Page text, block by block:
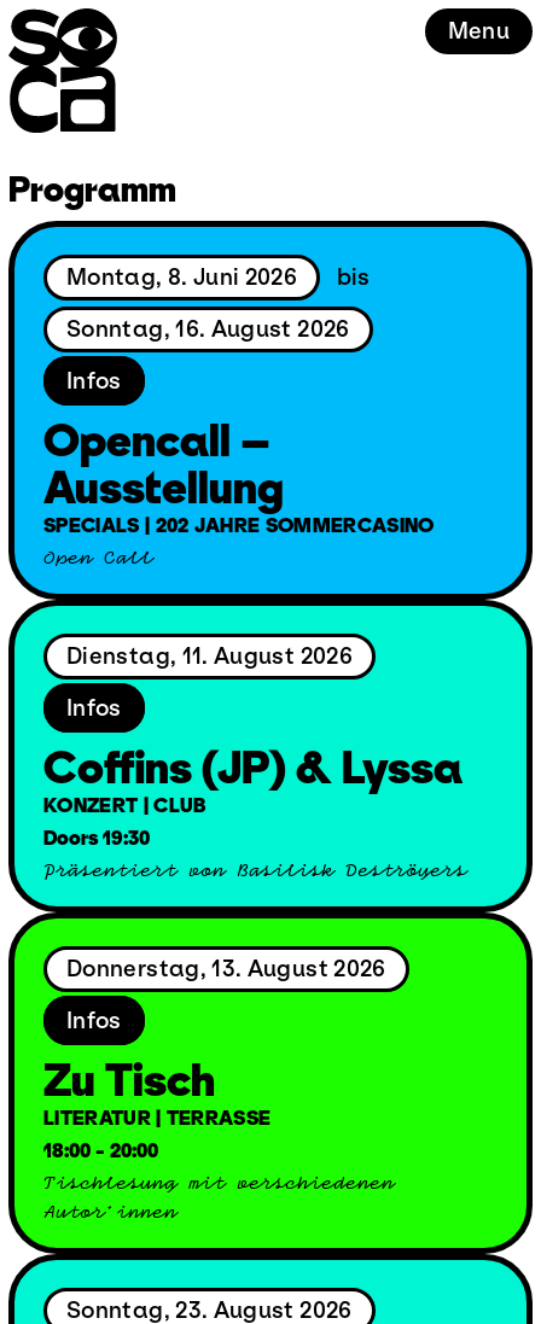
Skip
to
content
Menu
Programm
Montag, 8. Juni 2026 bis
Sonntag, 16. August 2026
Infos
Opencall –
Ausstellung
SPECIALS | 202 JAHRE SOMMERCASINO
Open Call
Dienstag, 11. August 2026
Infos
Coffins (JP) & Lyssa
KONZERT | CLUB
Doors 19:30
Präsentiert von Basilisk Deströyers
Donnerstag, 13. August 2026
Infos
Zu Tisch
LITERATUR | TERRASSE
18:00 - 20:00
Tischlesung mit verschiedenen
Autor*innen
Sonntag, 23. August 2026